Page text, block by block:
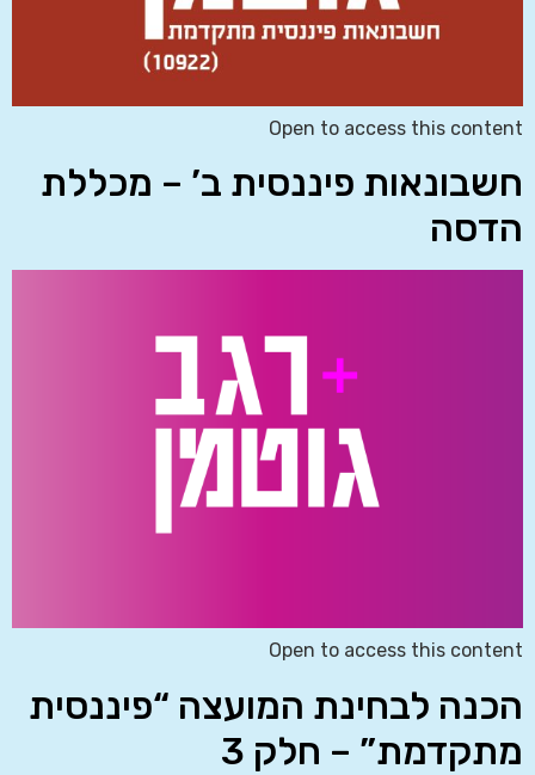
Open to access this content
חשבונאות פיננסית ב’ – מכללת
הדסה
Open to access this content
הכנה לבחינת המועצה “פיננסית
מתקדמת” – חלק 3